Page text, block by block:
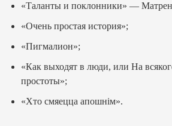
«Таланты и поклонники» —
«Очень простая история»;
«Пигмалион»;
«Как выходят в люди, или На
простоты»;
«Хто смяецца апошнім».